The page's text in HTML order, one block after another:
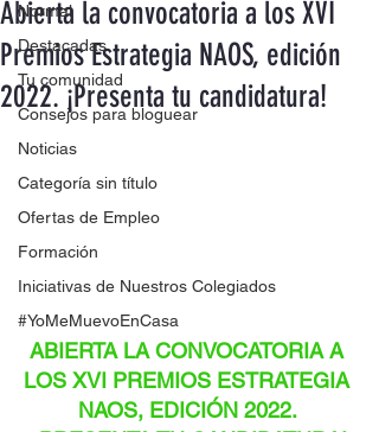
Normal
Destacadas
Tu comunidad
Consejos para bloguear
Noticias
Categoría sin título
Ofertas de Empleo
Formación
Iniciativas de Nuestros Colegiados
#YoMeMuevoEnCasa
Abierta la convocatoria a los XVI
Premios Estrategia NAOS, edición
2022. ¡Presenta tu candidatura!
ABIERTA LA CONVOCATORIA A
LOS XVI PREMIOS ESTRATEGIA
NAOS, EDICIÓN 2022.